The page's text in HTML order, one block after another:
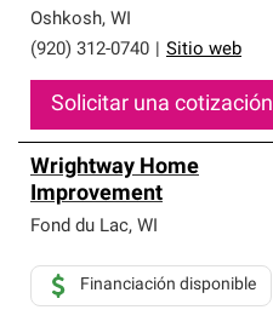
Oshkosh, WI
(920) 312-0740
Sitio web
Solicitar una cotización
Wrightway Home
Improvement
Fond du Lac, WI
Financiación disponible